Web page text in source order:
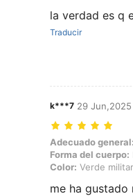
la verdad es q
Traducir
k***7 29 Jun,2025
Adecuado general:
Adecuado general:
Forma del cuerpo:
Color: Verde militar
me ha gustado